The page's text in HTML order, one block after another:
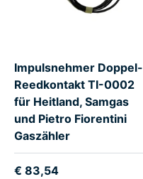
Impulsnehmer Doppel-
Reedkontakt TI-0002
für Heitland, Samgas
und Pietro Fiorentini
Gaszähler
€ 83,54